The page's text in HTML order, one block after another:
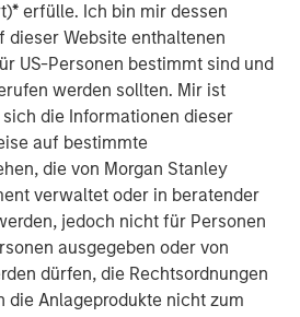
* erfülle. Ich bin mir dessen
dieser Website enthaltenen
US-Personen bestimmt sind und
werden sollten. Mir ist
die Informationen dieser
auf bestimmte
die von Morgan Stanley
verwaltet oder in beratender
jedoch nicht für Personen
ausgegeben oder von
dürfen, die Rechtsordnungen
die Anlageprodukte nicht zum
this high-quality portfolio of
at the University of
of product types and price
Head of U.S. Investments at
Investing. “The dramatic
in the region have led to
for these assets, which we
university continues to
Town Oxford, a cottage-style
the west side of the campus,